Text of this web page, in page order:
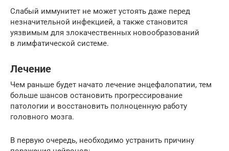
Слабый иммунитет не может устоять даже перед
незначительной инфекцией, а также становится
уязвимым для злокачественных новообразований
в лимфатической системе.
Лечение
Чем раньше будет начато лечение энцефалопатии, тем
больше шансов остановить прогрессирование
патологии и восстановить полноценную работу
головного мозга.
В первую очередь, необходимо устранить причину